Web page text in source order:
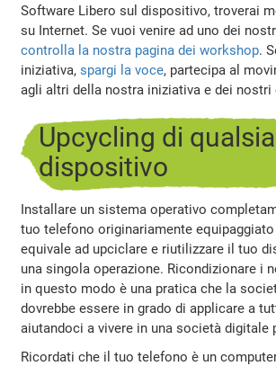
Software Libero sul dispositivo, troverai
su Internet. Se vuoi venire ad uno dei
controlla la nostra pagina dei workshop.
iniziativa,spargi la voce, partecipa al
agli altri della nostra iniziativa e dei nostri
Upcycling di
dispositivo
Installare un sistema operativo
tuo telefono originariamente
equivale ad upciclare e riutilizzare il tuo
una singola operazione. Ricondizionare i
in questo modo è una pratica che la
dovrebbe essere in grado di applicare a
aiutandoci a vivere in una società digitale
Ricordati che il tuo telefono è un